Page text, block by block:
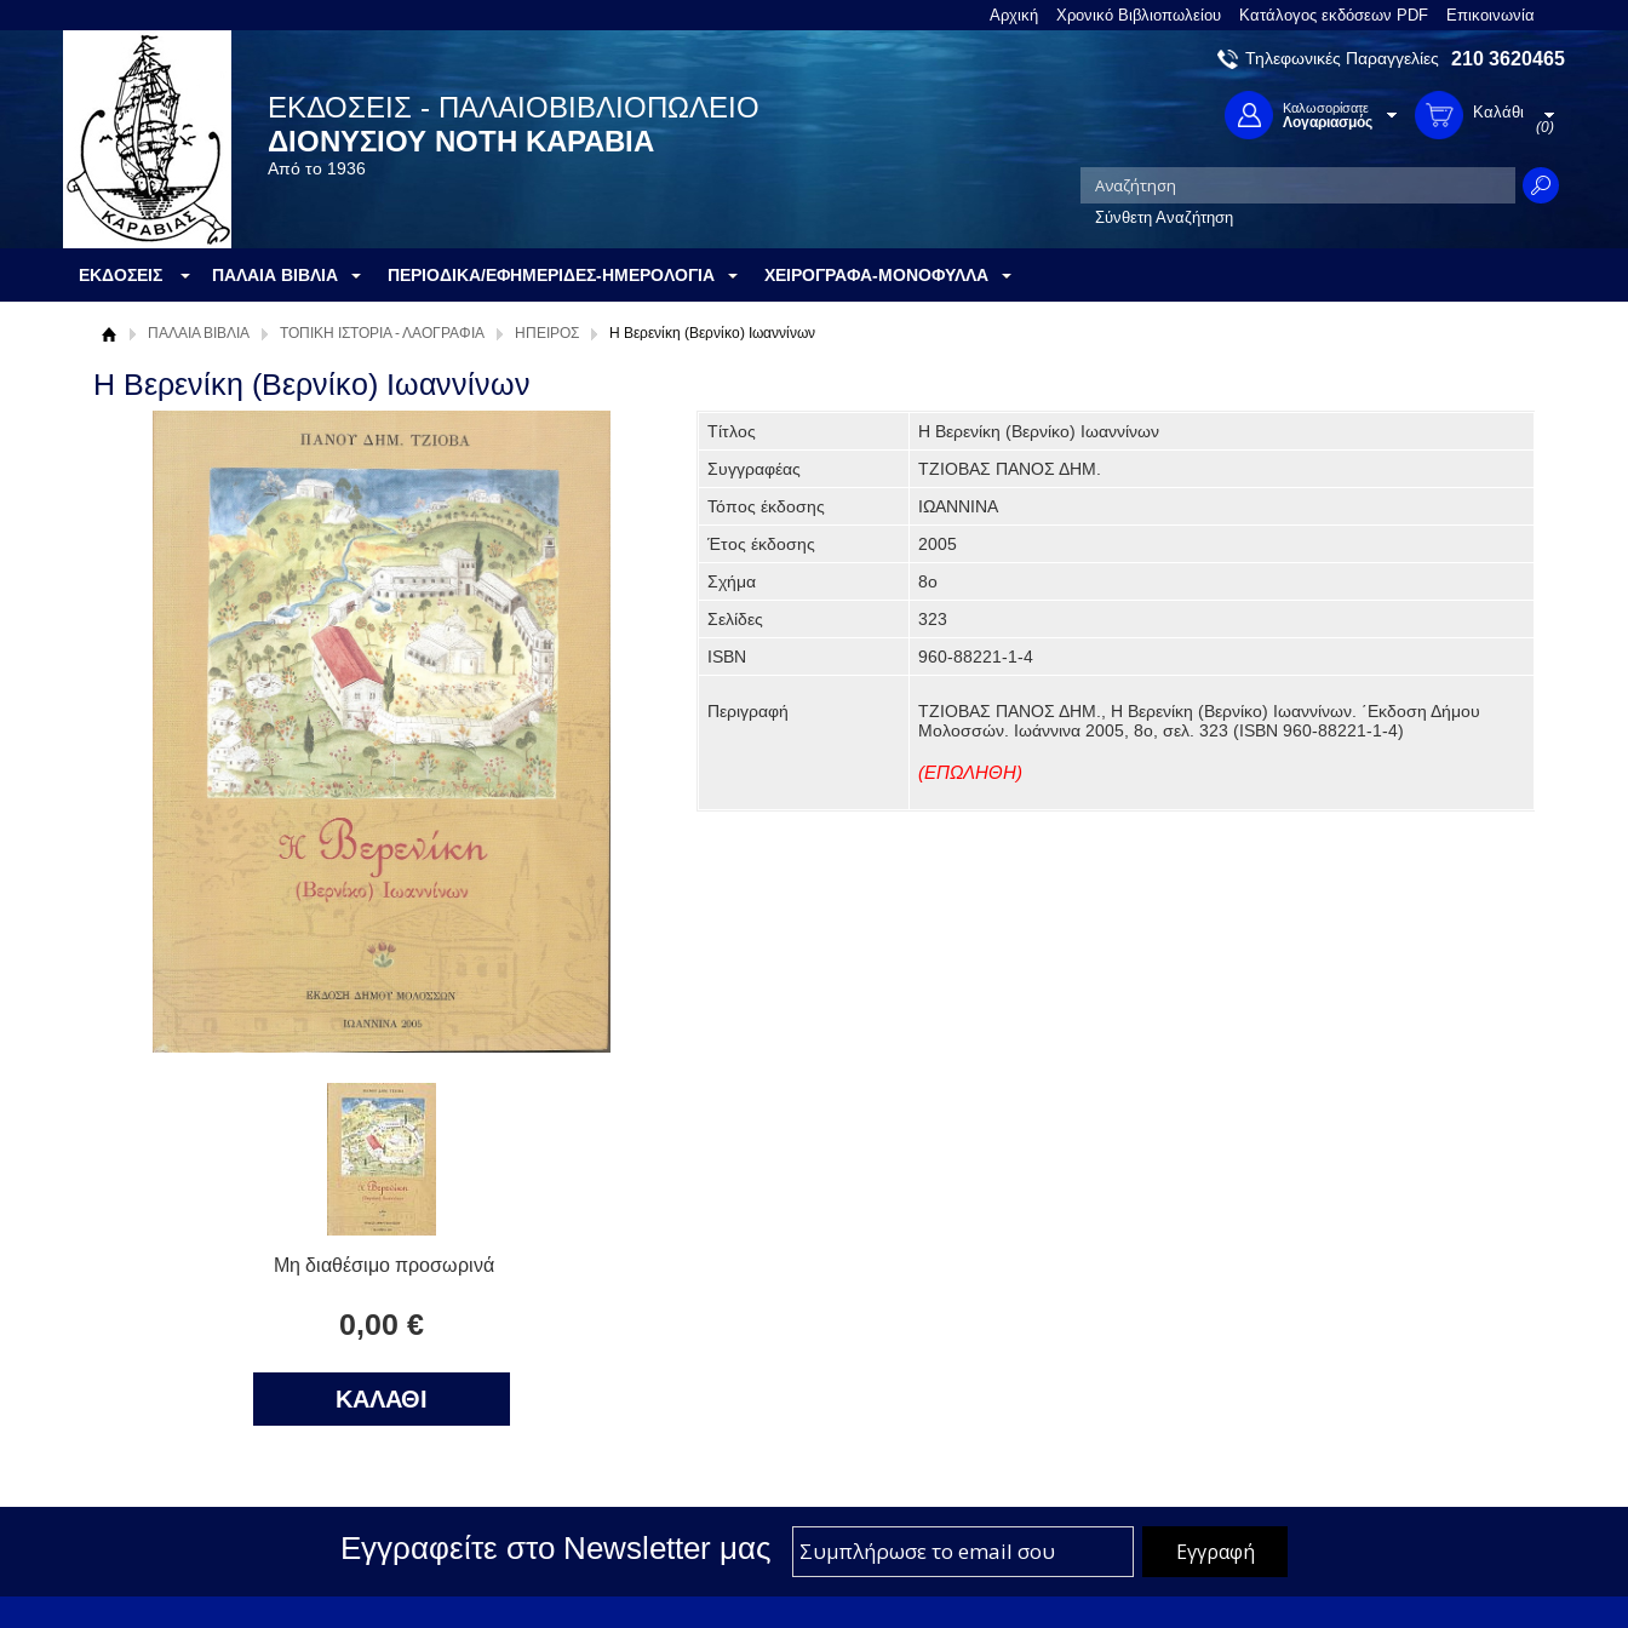
Αρχική Χρονικό Βιβλιοπωλείου Κατάλογος εκδόσεων PDF Επικοινωνία
ΕΚΔΟΣΕΙΣ - ΠΑΛΑΙΟΒΙΒΛΙΟΠΩΛΕΙΟ
ΔΙΟΝΥΣΙΟΥ ΝΟΤΗ ΚΑΡΑΒΙΑ
Από το 1936
Τηλεφωνικές Παραγγελίες 210 3620465
Καλωσορίσατε
Λογαριασμός
Καλάθι
(0)
Σύνθετη Αναζήτηση
ΕΚΔΟΣΕΙΣ ΠΑΛΑΙΑ ΒΙΒΛΙΑ ΠΕΡΙΟΔΙΚΑ/ΕΦΗΜΕΡΙΔΕΣ-ΗΜΕΡΟΛΟΓΙΑ ΧΕΙΡΟΓΡΑΦΑ-ΜΟΝΟΦΥΛΛΑ
ΠΑΛΑΙΑ ΒΙΒΛΙΑ ΤΟΠΙΚΗ ΙΣΤΟΡΙΑ - ΛΑΟΓΡΑΦΙΑ ΗΠΕΙΡΟΣ Η Βερενίκη (Βερνίκο) Ιωαννίνων
Η Βερενίκη (Βερνίκο) Ιωαννίνων
Μη διαθέσιμο προσωρινά
0,00 €
ΚΑΛΑΘΙ
Τίτλος
Η Βερενίκη (Βερνίκο) Ιωαννίνων
Συγγραφέας
ΤΖΙΟΒΑΣ ΠΑΝΟΣ ΔΗΜ.
Τόπος έκδοσης
ΙΩΑΝΝΙΝΑ
Έτος έκδοσης
2005
Σχήμα
8ο
Σελίδες
323
ISBN
960-88221-1-4
Περιγραφή
ΤΖΙΟΒΑΣ ΠΑΝΟΣ ΔΗΜ., Η Βερενίκη (Βερνίκο) Ιωαννίνων. ΄Εκδοση Δήμου
Μολοσσών. Ιωάννινα 2005, 8ο, σελ. 323 (ISBN 960-88221-1-4)
(ΕΠΩΛΗΘΗ)
Εγγραφείτε στο Νewsletter μας